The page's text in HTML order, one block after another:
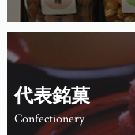
代表銘菓
Confectionery